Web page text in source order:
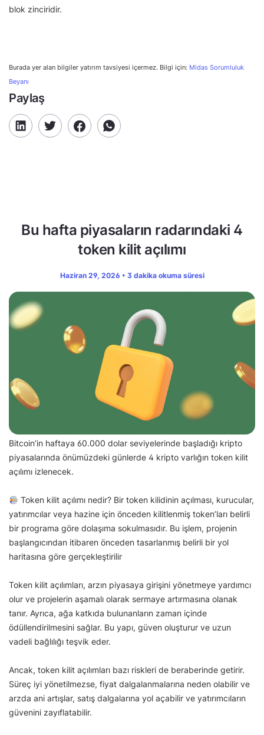
blok zinciridir.
Burada yer alan bilgiler yatırım tavsiyesi içermez. Bilgi için: Midas Sorumluluk
Beyanı
Paylaş
Bu hafta piyasaların radarındaki 4
token kilit açılımı
Haziran 29, 2026 • 3 dakika okuma süresi
Bitcoin’in haftaya 60.000 dolar seviyelerinde başladığı kripto
piyasalarında önümüzdeki günlerde 4 kripto varlığın token kilit
açılımı izlenecek.
Token kilit açılımı nedir? Bir token kilidinin açılması, kurucular,
yatırımcılar veya hazine için önceden kilitlenmiş token’ları belirli
bir programa göre dolaşıma sokulmasıdır. Bu işlem, projenin
başlangıcından itibaren önceden tasarlanmış belirli bir yol
haritasına göre gerçekleştirilir
Token kilit açılımları, arzın piyasaya girişini yönetmeye yardımcı
olur ve projelerin aşamalı olarak sermaye artırmasına olanak
tanır. Ayrıca, ağa katkıda bulunanların zaman içinde
ödüllendirilmesini sağlar. Bu yapı, güven oluşturur ve uzun
vadeli bağlılığı teşvik eder.
Ancak, token kilit açılımları bazı riskleri de beraberinde getirir.
Süreç iyi yönetilmezse, fiyat dalgalanmalarına neden olabilir ve
arzda ani artışlar, satış dalgalarına yol açabilir ve yatırımcıların
güvenini zayıflatabilir.